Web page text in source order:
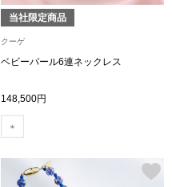
リュック･バッ
当社限定商品
クーゲ
ベビーパール6連ネックレス
148,500円